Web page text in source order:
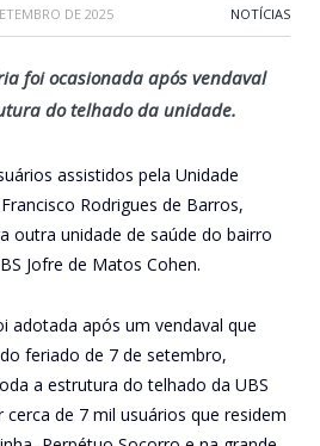
DE 2025 NOTÍCIAS
foi ocasionada após vendaval
do telhado da unidade.
assistidos pela Unidade
Rodrigues de Barros,
outra unidade de saúde do bairro
Jofre de Matos Cohen.
adotada após um vendaval que
feriado de 7 de setembro,
a estrutura do telhado da UBS
de 7 mil usuários que residem